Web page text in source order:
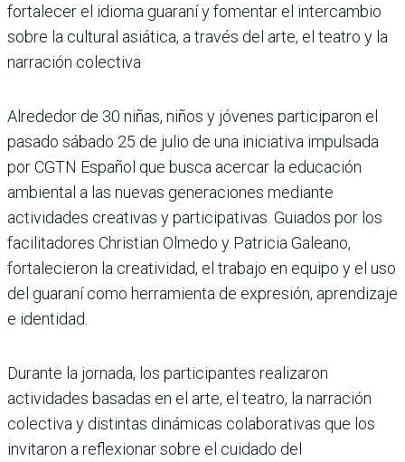
fortalecer el idioma guaraní y fomentar el intercambio
sobre la cultural asiática, a través del arte, el teatro y la
narración colectiva
Alrededor de 30 niñas, niños y jóvenes participaron el
pasado sábado 25 de julio de una iniciativa impulsada
por CGTN Español que busca acercar la educación
ambiental a las nuevas generaciones mediante
actividades creativas y participativas. Guiados por los
facilitadores Christian Olmedo y Patricia Galeano,
fortalecieron la creatividad, el trabajo en equipo y el uso
del guaraní como herramienta de expresión, aprendizaje
e identidad.
Durante la jornada, los participantes realizaron
actividades basadas en el arte, el teatro, la narración
colectiva y distintas dinámicas colaborativas que los
invitaron a reflexionar sobre el cuidado del